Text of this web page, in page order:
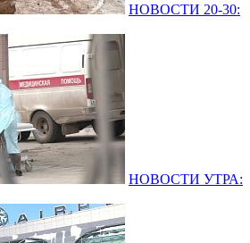
НОВОСТИ 20-30:
НОВОСТИ УТРА: